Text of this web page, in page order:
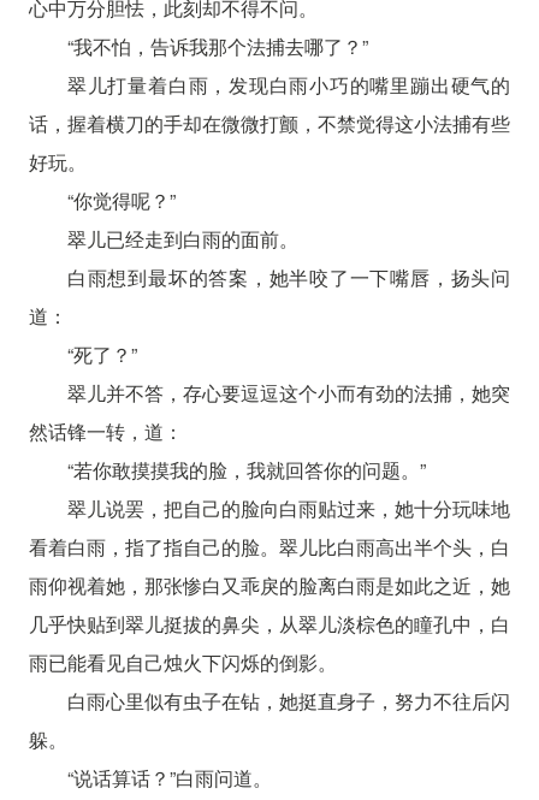
心中万分胆怯，此刻却不得不问。
“我不怕，告诉我那个法捕去哪了？”
翠儿打量着白雨，发现白雨小巧的嘴里蹦出硬气的
话，握着横刀的手却在微微打颤，不禁觉得这小法捕有些
好玩。
“你觉得呢？”
翠儿已经走到白雨的面前。
白雨想到最坏的答案，她半咬了一下嘴唇，扬头问
道：
“死了？”
翠儿并不答，存心要逗逗这个小而有劲的法捕，她突
然话锋一转，道：
“若你敢摸摸我的脸，我就回答你的问题。”
翠儿说罢，把自己的脸向白雨贴过来，她十分玩味地
看着白雨，指了指自己的脸。翠儿比白雨高出半个头，白
雨仰视着她，那张惨白又乖戾的脸离白雨是如此之近，她
几乎快贴到翠儿挺拔的鼻尖，从翠儿淡棕色的瞳孔中，白
雨已能看见自己烛火下闪烁的倒影。
白雨心里似有虫子在钻，她挺直身子，努力不往后闪
躲。
“说话算话？”白雨问道。